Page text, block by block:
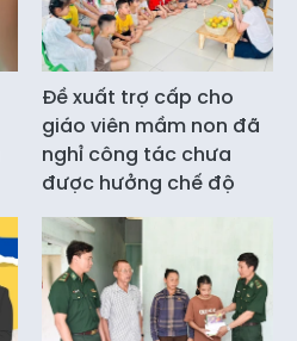
Đề xuất trợ cấp cho
giáo viên mầm non đã
nghỉ công tác chưa
được hưởng chế độ